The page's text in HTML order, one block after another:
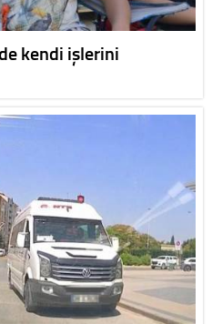
kendi işlerini